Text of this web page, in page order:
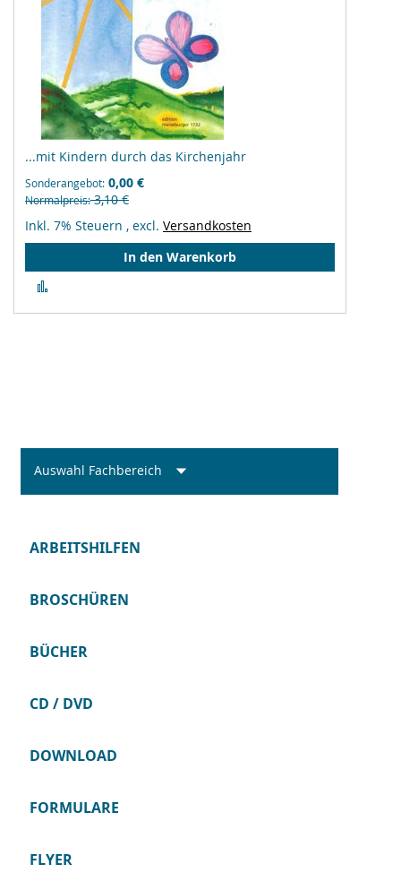
...mit Kindern durch das Kirchenjahr
Sonderangebot 0,00 €
Normalpreis 3,10 €
Inkl. 7% Steuern , excl. Versandkosten
In den Warenkorb
hinzufügen
Auswahl Fachbereich
ARBEITSHILFEN
BROSCHÜREN
BÜCHER
CD / DVD
DOWNLOAD
FORMULARE
FLYER